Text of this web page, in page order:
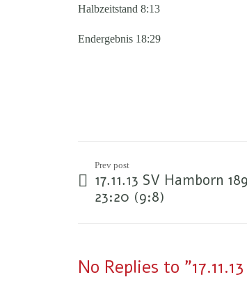
Halbzeitstand 8:13
Endergebnis 18:29
Prev post
17.11.13 SV Hamborn
23:20 (9:8)
No Replies to